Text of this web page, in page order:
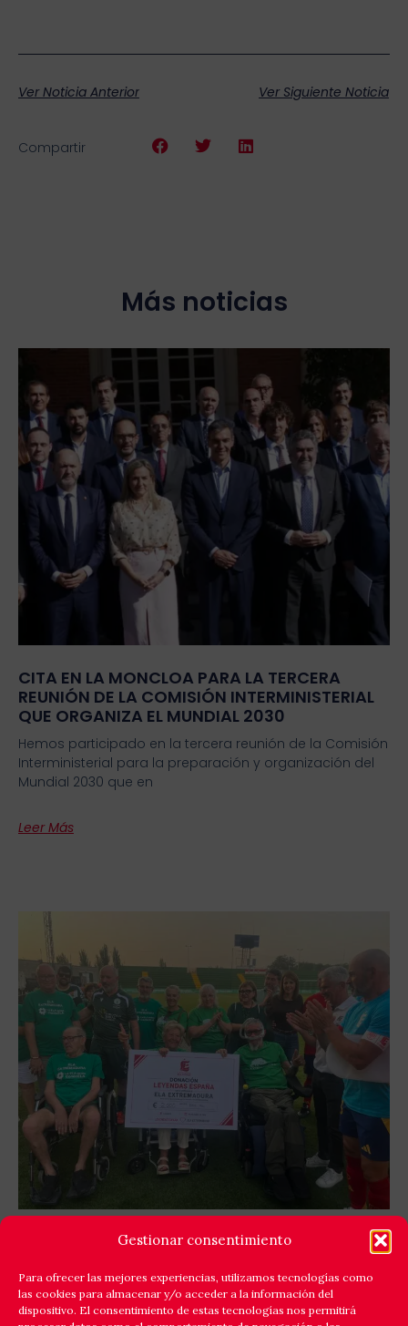
Gestionar consentimiento
Para ofrecer las mejores experiencias, utilizamos tecnologías como
las cookies para almacenar y/o acceder a la información del
dispositivo. El consentimiento de estas tecnologías nos permitirá
Ver Noticia Anterior Ver Siguiente Noticia
Compartir
Más noticias
CITA EN LA MONCLOA PARA LA TERCERA
REUNIÓN DE LA COMISIÓN INTERMINISTERIAL
QUE ORGANIZA EL MUNDIAL 2030
Hemos participado en la tercera reunión de la Comisión
Interministerial para la preparación y organización del
Mundial 2030 que en
Leer Más
GOLES X LA ELA: LEYENDAS ESPAÑA Y EQUIPO
SOLIDARIDAD
Cáceres respondió a la llamada de la solidaridad y